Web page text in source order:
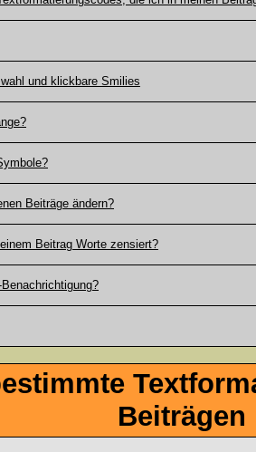
und klickbare Smilies
Beiträge ändern?
Beitrag Worte zensiert?
Beiträgen